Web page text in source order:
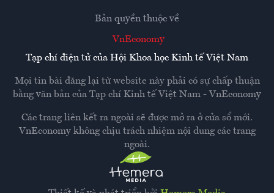
Bản quyền thuộc về
VnEconomy
Tạp chí điện tử của Hội Khoa học Kinh tế Việt Nam
Mọi tin bài đăng lại từ website này phải có sự chấp thuận
bằng văn bản của Tạp chí Kinh tế Việt Nam - VnEconomy
Các trang liên kết ra ngoài sẽ được mở ra ở cửa sổ mới.
VnEconomy không chịu trách nhiệm nội dung các trang
ngoài.